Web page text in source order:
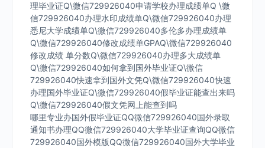
理毕业证Q\微信729926040申请学校办理成绩单Q \微
信729926040办理水印成绩单Q\微信729926040办理
悉尼大学成绩单Q\微信729926040多伦多办理成绩单
Q\微信729926040修改成绩单GPAQ\微信729926040
修改成绩 单分数Q\微信729926040办理多大成绩单
Q\微信729926040如何拿到国外毕业证Q\微信
729926040快速拿到国外文凭Q\微信729926040快速
办理国外毕业证Q\微信729926040假毕业证能查出来吗
Q\微信729926040假文凭网上能查到吗
哪里专业办国外假毕业证QQ微信729926040国外录取
通知书办理QQ微信729926040大学毕业证查询QQ微信
729926040国外模版QQ微信729926040国外大学毕业